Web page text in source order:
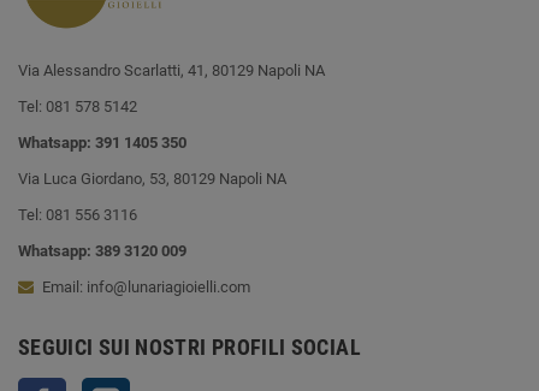
Via Alessandro Scarlatti, 41, 80129 Napoli NA
Tel: 081 578 5142
Whatsapp: 391 1405 350
Via Luca Giordano, 53, 80129 Napoli NA
Tel: 081 556 3116
Whatsapp: 389 3120 009
Email: info@lunariagioielli.com
SEGUICI SUI NOSTRI PROFILI SOCIAL